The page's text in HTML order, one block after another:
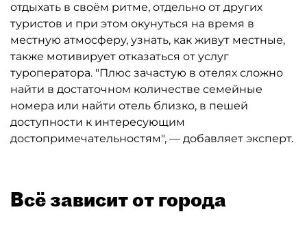
отдыхать в своём ритме, отдельно от других
туристов и при этом окунуться на время в
местную атмосферу, узнать, как живут местные,
также мотивирует отказаться от услуг
туроператора. "Плюс зачастую в отелях сложно
найти в достаточном количестве семейные
номера или найти отель близко, в пешей
доступности к интересующим
достопримечательностям", — добавляет эксперт.
Всё зависит от города